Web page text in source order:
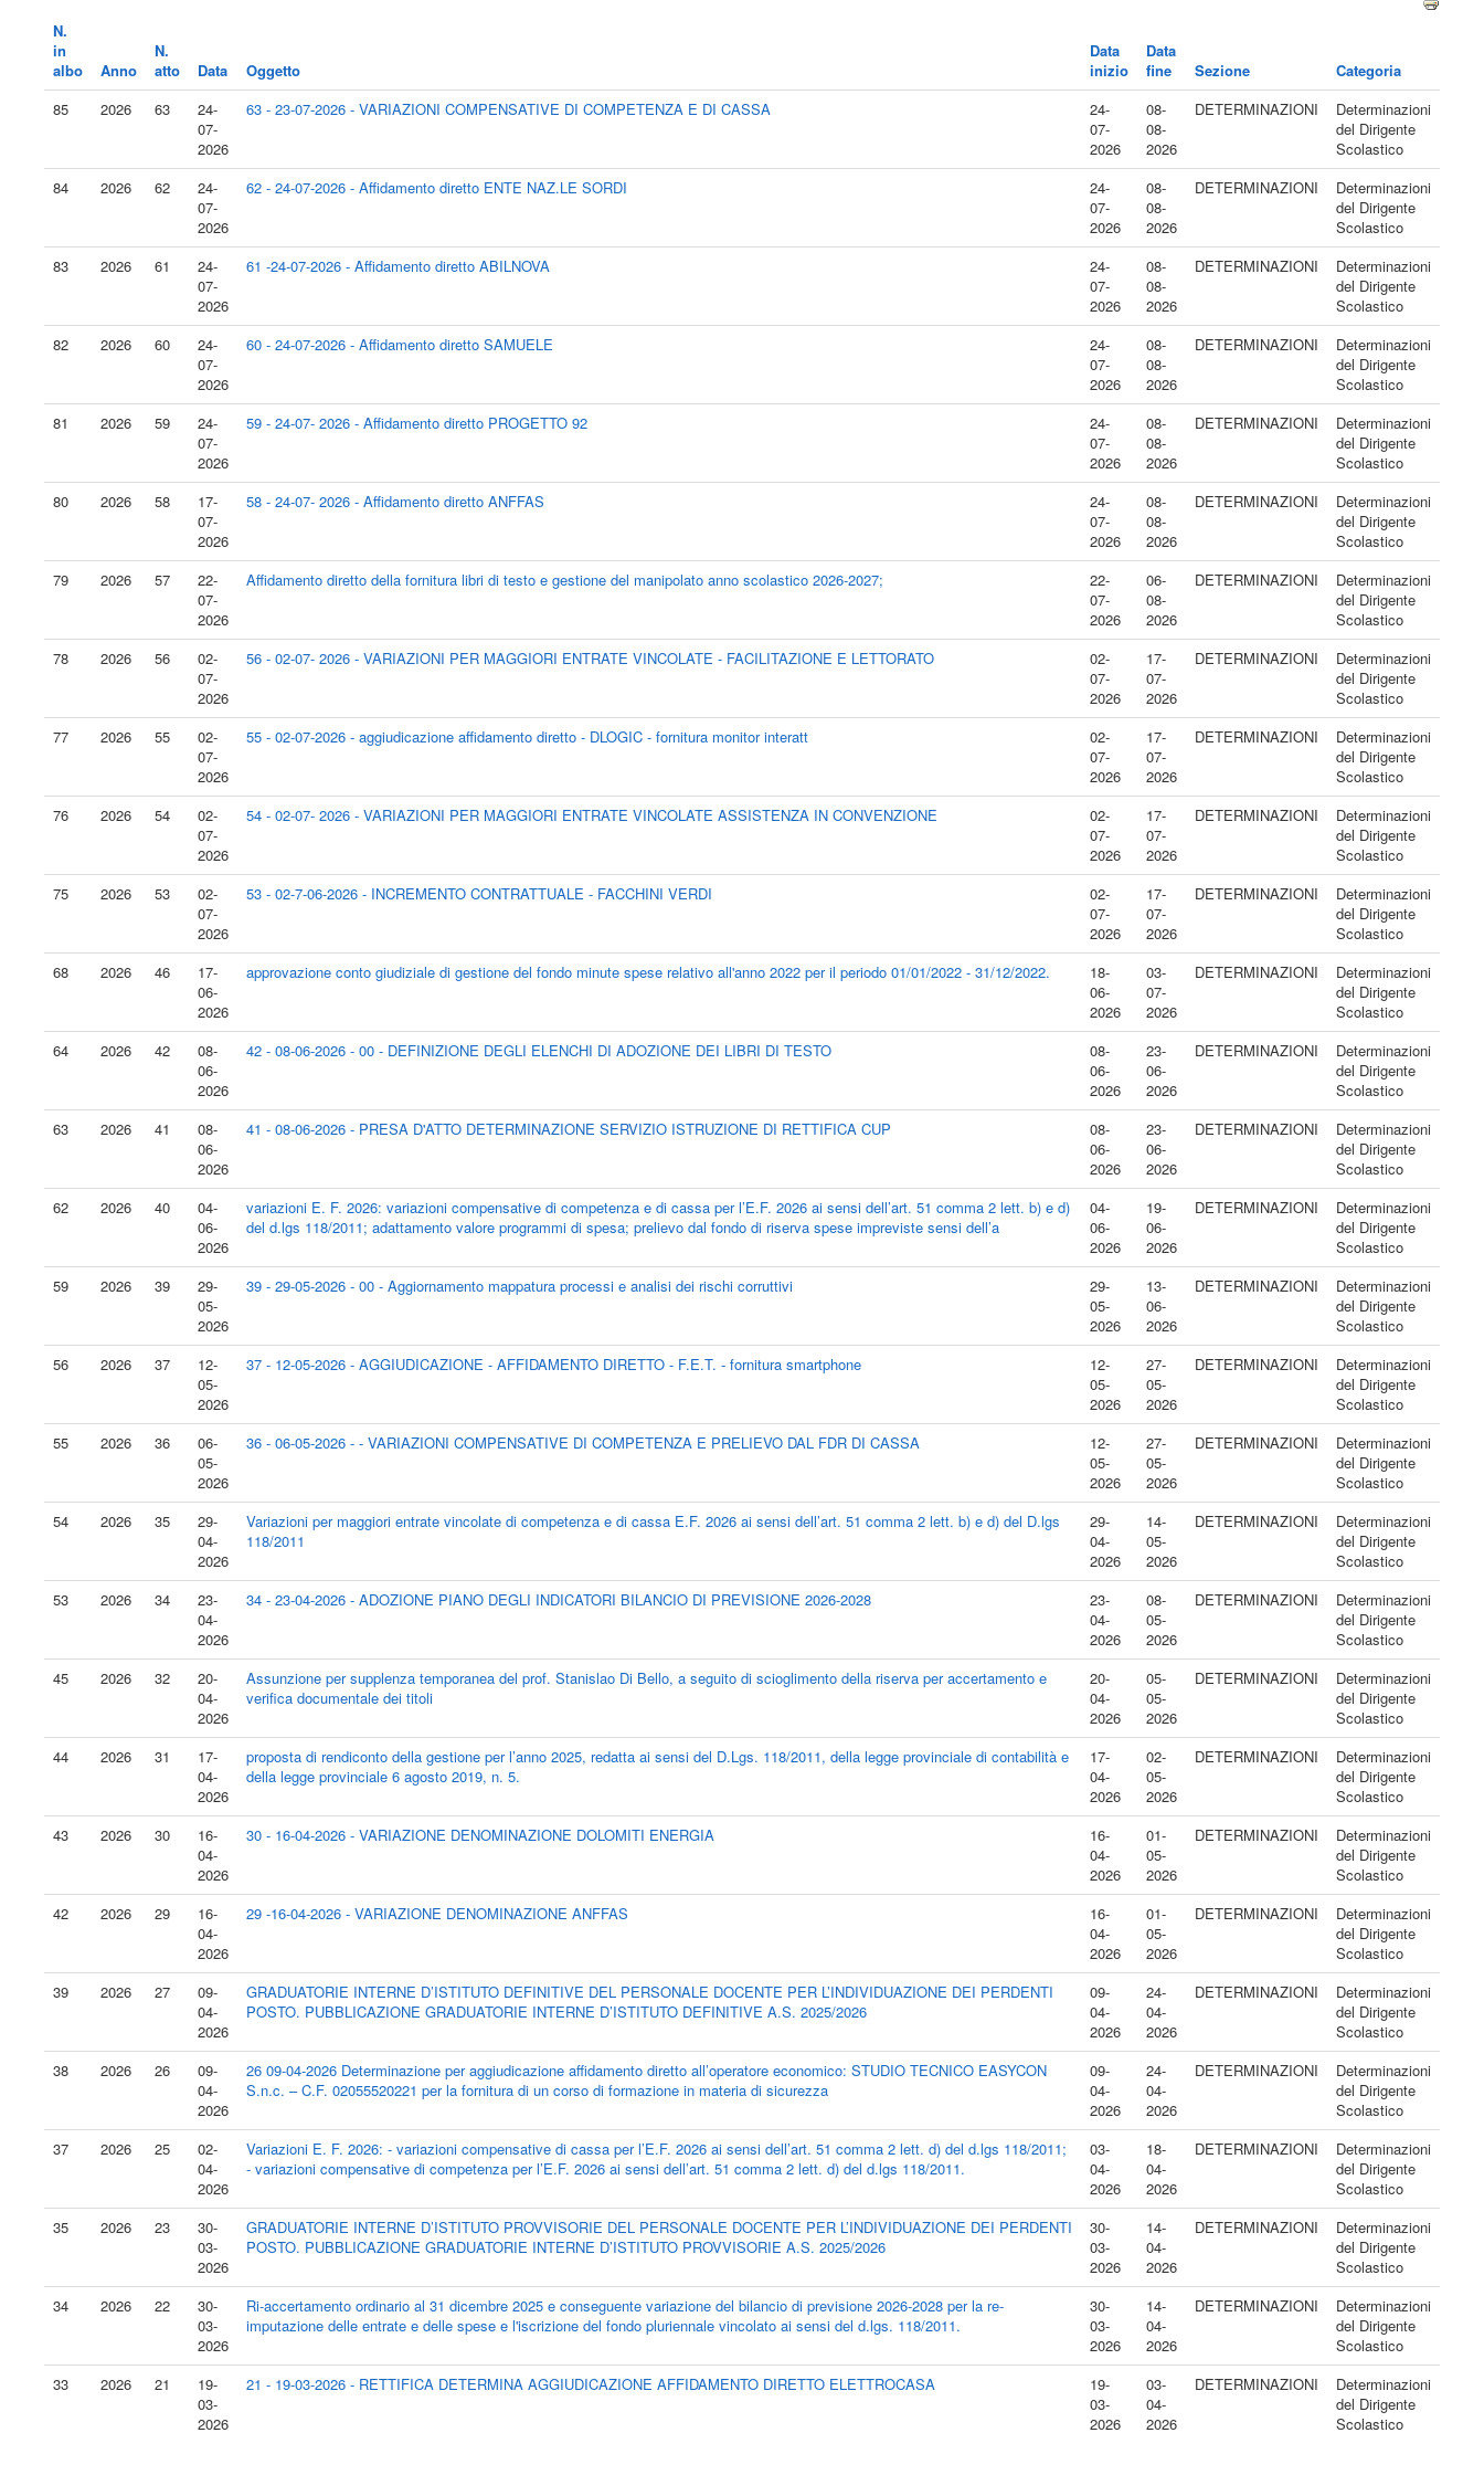
N.
in
albo
Anno
N.
atto
Data Oggetto
Data
inizio
Data
fine
Sezione
Categoria
85
2026 63
24-
07-
2026
63 - 23-07-2026 - VARIAZIONI COMPENSATIVE DI COMPETENZA E DI CASSA
24-
07-
2026
08-
08-
2026
DETERMINAZIONI
Determinazioni
del Dirigente
Scolastico
84
2026 62
24-
07-
2026
62 - 24-07-2026 - Affidamento diretto ENTE NAZ.LE SORDI
24-
07-
2026
08-
08-
2026
DETERMINAZIONI
Determinazioni
del Dirigente
Scolastico
83
2026 61
24-
07-
2026
61 -24-07-2026 - Affidamento diretto ABILNOVA
24-
07-
2026
08-
08-
2026
DETERMINAZIONI
Determinazioni
del Dirigente
Scolastico
82
2026 60
24-
07-
2026
60 - 24-07-2026 - Affidamento diretto SAMUELE
24-
07-
2026
08-
08-
2026
DETERMINAZIONI
Determinazioni
del Dirigente
Scolastico
81
2026 59
24-
07-
2026
59 - 24-07- 2026 - Affidamento diretto PROGETTO 92
24-
07-
2026
08-
08-
2026
DETERMINAZIONI
Determinazioni
del Dirigente
Scolastico
80
2026 58
17-
07-
2026
58 - 24-07- 2026 - Affidamento diretto ANFFAS
24-
07-
2026
08-
08-
2026
DETERMINAZIONI
Determinazioni
del Dirigente
Scolastico
79
2026 57
22-
07-
2026
Affidamento diretto della fornitura libri di testo e gestione del manipolato anno scolastico 2026-2027;
22-
07-
2026
06-
08-
2026
DETERMINAZIONI
Determinazioni
del Dirigente
Scolastico
78
2026 56
02-
07-
2026
56 - 02-07- 2026 - VARIAZIONI PER MAGGIORI ENTRATE VINCOLATE - FACILITAZIONE E LETTORATO
02-
07-
2026
17-
07-
2026
DETERMINAZIONI
Determinazioni
del Dirigente
Scolastico
77
2026 55
02-
07-
2026
55 - 02-07-2026 - aggiudicazione affidamento diretto - DLOGIC - fornitura monitor interatt
02-
07-
2026
17-
07-
2026
DETERMINAZIONI
Determinazioni
del Dirigente
Scolastico
76
2026 54
02-
07-
2026
54 - 02-07- 2026 - VARIAZIONI PER MAGGIORI ENTRATE VINCOLATE ASSISTENZA IN CONVENZIONE
02-
07-
2026
17-
07-
2026
DETERMINAZIONI
Determinazioni
del Dirigente
Scolastico
75
2026 53
02-
07-
2026
53 - 02-7-06-2026 - INCREMENTO CONTRATTUALE - FACCHINI VERDI
02-
07-
2026
17-
07-
2026
DETERMINAZIONI
Determinazioni
del Dirigente
Scolastico
68
2026 46
17-
06-
2026
approvazione conto giudiziale di gestione del fondo minute spese relativo all'anno 2022 per il periodo 01/01/2022 - 31/12/2022.
18-
06-
2026
03-
07-
2026
DETERMINAZIONI
Determinazioni
del Dirigente
Scolastico
64
2026 42
08-
06-
2026
42 - 08-06-2026 - 00 - DEFINIZIONE DEGLI ELENCHI DI ADOZIONE DEI LIBRI DI TESTO
08-
06-
2026
23-
06-
2026
DETERMINAZIONI
Determinazioni
del Dirigente
Scolastico
63
2026 41
08-
06-
2026
41 - 08-06-2026 - PRESA D'ATTO DETERMINAZIONE SERVIZIO ISTRUZIONE DI RETTIFICA CUP
08-
06-
2026
23-
06-
2026
DETERMINAZIONI
Determinazioni
del Dirigente
Scolastico
62
2026 40
04-
06-
2026
variazioni E. F. 2026: variazioni compensative di competenza e di cassa per l’E.F. 2026 ai sensi dell’art. 51 comma 2 lett. b) e d)
del d.lgs 118/2011; adattamento valore programmi di spesa; prelievo dal fondo di riserva spese impreviste sensi dell’a
04-
06-
2026
19-
06-
2026
DETERMINAZIONI
Determinazioni
del Dirigente
Scolastico
59
2026 39
29-
05-
2026
39 - 29-05-2026 - 00 - Aggiornamento mappatura processi e analisi dei rischi corruttivi
29-
05-
2026
13-
06-
2026
DETERMINAZIONI
Determinazioni
del Dirigente
Scolastico
56
2026 37
12-
05-
2026
37 - 12-05-2026 - AGGIUDICAZIONE - AFFIDAMENTO DIRETTO - F.E.T. - fornitura smartphone
12-
05-
2026
27-
05-
2026
DETERMINAZIONI
Determinazioni
del Dirigente
Scolastico
55
2026 36
06-
05-
2026
36 - 06-05-2026 - - VARIAZIONI COMPENSATIVE DI COMPETENZA E PRELIEVO DAL FDR DI CASSA
12-
05-
2026
27-
05-
2026
DETERMINAZIONI
Determinazioni
del Dirigente
Scolastico
54
2026 35
29-
04-
2026
Variazioni per maggiori entrate vincolate di competenza e di cassa E.F. 2026 ai sensi dell’art. 51 comma 2 lett. b) e d) del D.lgs
118/2011
29-
04-
2026
14-
05-
2026
DETERMINAZIONI
Determinazioni
del Dirigente
Scolastico
53
2026 34
23-
04-
2026
34 - 23-04-2026 - ADOZIONE PIANO DEGLI INDICATORI BILANCIO DI PREVISIONE 2026-2028
23-
04-
2026
08-
05-
2026
DETERMINAZIONI
Determinazioni
del Dirigente
Scolastico
45
2026 32
20-
04-
2026
Assunzione per supplenza temporanea del prof. Stanislao Di Bello, a seguito di scioglimento della riserva per accertamento e
verifica documentale dei titoli
20-
04-
2026
05-
05-
2026
DETERMINAZIONI
Determinazioni
del Dirigente
Scolastico
44
2026 31
17-
04-
2026
proposta di rendiconto della gestione per l’anno 2025, redatta ai sensi del D.Lgs. 118/2011, della legge provinciale di contabilità e
della legge provinciale 6 agosto 2019, n. 5.
17-
04-
2026
02-
05-
2026
DETERMINAZIONI
Determinazioni
del Dirigente
Scolastico
43
2026 30
16-
04-
2026
30 - 16-04-2026 - VARIAZIONE DENOMINAZIONE DOLOMITI ENERGIA
16-
04-
2026
01-
05-
2026
DETERMINAZIONI
Determinazioni
del Dirigente
Scolastico
42
2026 29
16-
04-
2026
29 -16-04-2026 - VARIAZIONE DENOMINAZIONE ANFFAS
16-
04-
2026
01-
05-
2026
DETERMINAZIONI
Determinazioni
del Dirigente
Scolastico
39
2026 27
09-
04-
2026
GRADUATORIE INTERNE D’ISTITUTO DEFINITIVE DEL PERSONALE DOCENTE PER L’INDIVIDUAZIONE DEI PERDENTI
POSTO. PUBBLICAZIONE GRADUATORIE INTERNE D’ISTITUTO DEFINITIVE A.S. 2025/2026
09-
04-
2026
24-
04-
2026
DETERMINAZIONI
Determinazioni
del Dirigente
Scolastico
38
2026 26
09-
04-
2026
26 09-04-2026 Determinazione per aggiudicazione affidamento diretto all’operatore economico: STUDIO TECNICO EASYCON
S.n.c. – C.F. 02055520221 per la fornitura di un corso di formazione in materia di sicurezza
09-
04-
2026
24-
04-
2026
DETERMINAZIONI
Determinazioni
del Dirigente
Scolastico
37
2026 25
02-
04-
2026
Variazioni E. F. 2026: - variazioni compensative di cassa per l’E.F. 2026 ai sensi dell’art. 51 comma 2 lett. d) del d.lgs 118/2011;
- variazioni compensative di competenza per l’E.F. 2026 ai sensi dell’art. 51 comma 2 lett. d) del d.lgs 118/2011.
03-
04-
2026
18-
04-
2026
DETERMINAZIONI
Determinazioni
del Dirigente
Scolastico
35
2026 23
30-
03-
2026
GRADUATORIE INTERNE D’ISTITUTO PROVVISORIE DEL PERSONALE DOCENTE PER L’INDIVIDUAZIONE DEI PERDENTI
POSTO. PUBBLICAZIONE GRADUATORIE INTERNE D’ISTITUTO PROVVISORIE A.S. 2025/2026
30-
03-
2026
14-
04-
2026
DETERMINAZIONI
Determinazioni
del Dirigente
Scolastico
34
2026 22
30-
03-
2026
Ri-accertamento ordinario al 31 dicembre 2025 e conseguente variazione del bilancio di previsione 2026-2028 per la re-
imputazione delle entrate e delle spese e l'iscrizione del fondo pluriennale vincolato ai sensi del d.lgs. 118/2011.
30-
03-
2026
14-
04-
2026
DETERMINAZIONI
Determinazioni
del Dirigente
Scolastico
33
2026 21
19-
03-
2026
21 - 19-03-2026 - RETTIFICA DETERMINA AGGIUDICAZIONE AFFIDAMENTO DIRETTO ELETTROCASA
19-
03-
2026
03-
04-
2026
DETERMINAZIONI
Determinazioni
del Dirigente
Scolastico